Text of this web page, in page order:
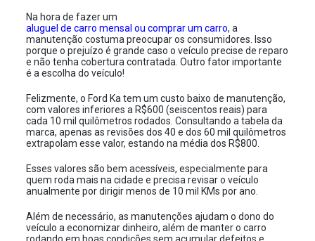
Na hora de fazer um
aluguel de carro mensal ou comprar um carro, a
manutenção costuma preocupar os consumidores. Isso
porque o prejuízo é grande caso o veículo precise de reparo
e não tenha cobertura contratada. Outro fator importante
é a escolha do veículo!
Felizmente, o Ford Ka tem um custo baixo de manutenção,
com valores inferiores a R$600 (seiscentos reais) para
cada 10 mil quilômetros rodados. Consultando a tabela da
marca, apenas as revisões dos 40 e dos 60 mil quilômetros
extrapolam esse valor, estando na média dos R$800.
Esses valores são bem acessíveis, especialmente para
quem roda mais na cidade e precisa revisar o veículo
anualmente por dirigir menos de 10 mil KMs por ano.
Além de necessário, as manutenções ajudam o dono do
veículo a economizar dinheiro, além de manter o carro